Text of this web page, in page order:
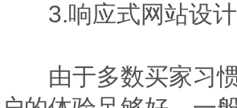
3.响应式网站设计
由于多数买家习惯